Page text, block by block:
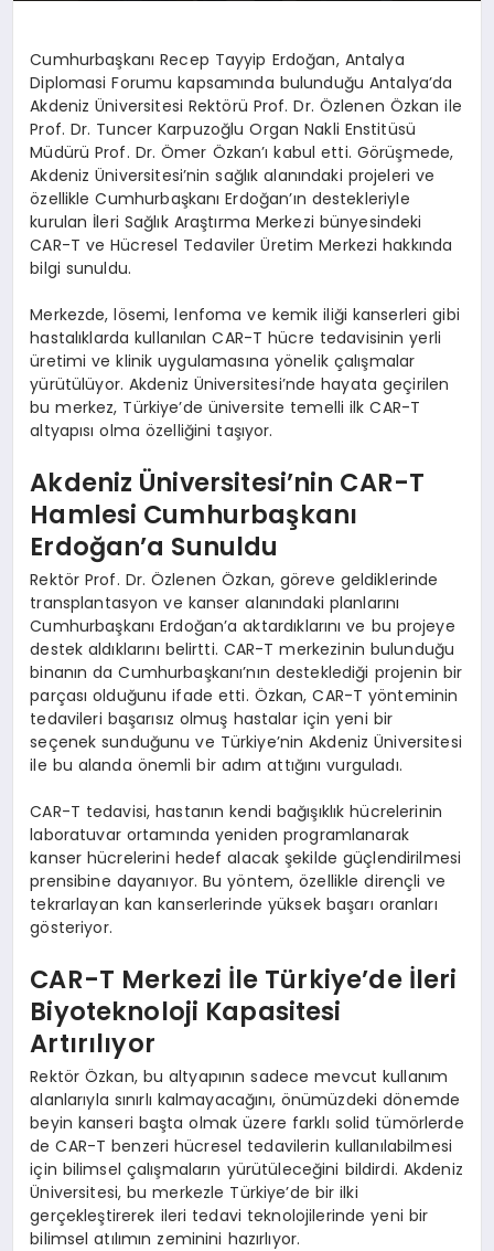
Cumhurbaşkanı Recep Tayyip Erdoğan, Antalya
Diplomasi Forumu kapsamında bulunduğu Antalya’da
Akdeniz Üniversitesi Rektörü Prof. Dr. Özlenen Özkan ile
Prof. Dr. Tuncer Karpuzoğlu Organ Nakli Enstitüsü
Müdürü Prof. Dr. Ömer Özkan’ı kabul etti. Görüşmede,
Akdeniz Üniversitesi’nin sağlık alanındaki projeleri ve
özellikle Cumhurbaşkanı Erdoğan’ın destekleriyle
kurulan İleri Sağlık Araştırma Merkezi bünyesindeki
CAR-T ve Hücresel Tedaviler Üretim Merkezi hakkında
bilgi sunuldu.
Merkezde, lösemi, lenfoma ve kemik iliği kanserleri gibi
hastalıklarda kullanılan CAR-T hücre tedavisinin yerli
üretimi ve klinik uygulamasına yönelik çalışmalar
yürütülüyor. Akdeniz Üniversitesi’nde hayata geçirilen
bu merkez, Türkiye’de üniversite temelli ilk CAR-T
altyapısı olma özelliğini taşıyor.
Akdeniz Üniversitesi’nin CAR-T
Hamlesi Cumhurbaşkanı
Erdoğan’a Sunuldu
Rektör Prof. Dr. Özlenen Özkan, göreve geldiklerinde
transplantasyon ve kanser alanındaki planlarını
Cumhurbaşkanı Erdoğan’a aktardıklarını ve bu projeye
destek aldıklarını belirtti. CAR-T merkezinin bulunduğu
binanın da Cumhurbaşkanı’nın desteklediği projenin bir
parçası olduğunu ifade etti. Özkan, CAR-T yönteminin
tedavileri başarısız olmuş hastalar için yeni bir
seçenek sunduğunu ve Türkiye’nin Akdeniz Üniversitesi
ile bu alanda önemli bir adım attığını vurguladı.
CAR-T tedavisi, hastanın kendi bağışıklık hücrelerinin
laboratuvar ortamında yeniden programlanarak
kanser hücrelerini hedef alacak şekilde güçlendirilmesi
prensibine dayanıyor. Bu yöntem, özellikle dirençli ve
tekrarlayan kan kanserlerinde yüksek başarı oranları
gösteriyor.
CAR-T Merkezi İle Türkiye’de İleri
Biyoteknoloji Kapasitesi
Artırılıyor
Rektör Özkan, bu altyapının sadece mevcut kullanım
alanlarıyla sınırlı kalmayacağını, önümüzdeki dönemde
beyin kanseri başta olmak üzere farklı solid tümörlerde
de CAR-T benzeri hücresel tedavilerin kullanılabilmesi
için bilimsel çalışmaların yürütüleceğini bildirdi. Akdeniz
Üniversitesi, bu merkezle Türkiye’de bir ilki
gerçekleştirerek ileri tedavi teknolojilerinde yeni bir
bilimsel atılımın zeminini hazırlıyor.